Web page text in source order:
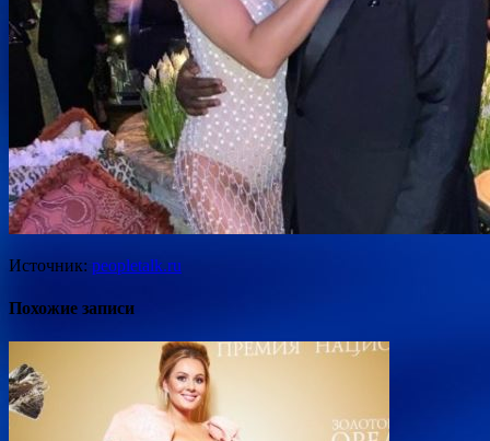
Источник: peopletalk.ru
Похожие записи